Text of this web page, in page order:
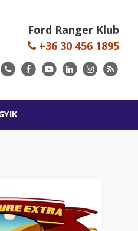
Ford Ranger Klub
+36 30 456 1895